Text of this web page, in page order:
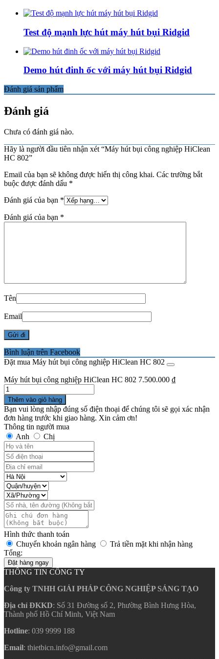
Test độ mạnh lực hút máy hút bụi Ridgid
Demo hút đinh ốc với máy hút bụi Ridgid
Đánh giá sản phẩm
Đánh giá
Chưa có đánh giá nào.
Hãy là người đầu tiên nhận xét “Máy hút bụi công nghiệp HiClean
HC 802”
Email của bạn sẽ không được hiển thị công khai. Các trường bắt
buộc được đánh dấu *
Đánh giá của bạn *
Đánh giá của bạn *
Tên
Email
Bình luận trên Facebook
Đặt mua Máy hút bụi công nghiệp HiClean HC 802
Máy hút bụi công nghiệp HiClean HC 802 7.500.000 ₫
Số
lượng
Thêm vào giỏ hàng
Bạn vui lòng nhập đúng số điện thoại để chúng tôi sẽ gọi xác nhận
đơn hàng trước khi giao hàng. Xin cảm ơn!
Thông tin người mua
Anh
Chị
Hình thức thanh toán
Chuyển khoản ngân hàng
Trả tiền mặt khi nhận hàng
Tổng:
Đặt hàng ngay
THÔNG TIN CÔNG TY
Công ty TNHH GIẢI PHÁP CÔNG NGHIỆP SÁNG TẠO
Địa chỉ ĐKKD: Số 31 Đường số 2, Phường Bình Hưng Hòa,
Thành phố Hồ Chí Minh, Việt Nam
Hotline: 039 9999 188
Email: thietbicn.info@gmail.com